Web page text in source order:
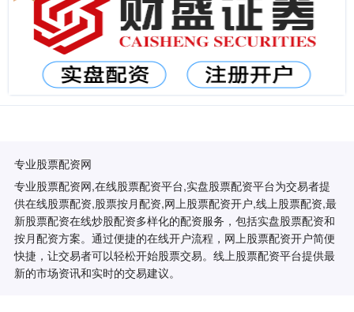
专业股票配资网
专业股票配资网,在线股票配资平台,实盘股票配资平台为交易者提
供在线股票配资,股票按月配资,网上股票配资开户,线上股票配资,最
新股票配资在线炒股配资多样化的配资服务，包括实盘股票配资和
按月配资方案。通过便捷的在线开户流程，网上股票配资开户简便
快捷，让交易者可以轻松开始股票交易。线上股票配资平台提供最
新的市场资讯和实时的交易建议。